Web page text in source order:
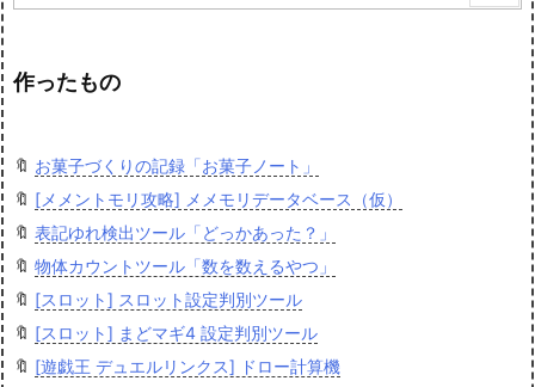
作ったもの
🔖 お菓子づくりの記録「お菓子ノート」
🔖 [メメントモリ攻略] メメモリデータベース（仮）
🔖 表記ゆれ検出ツール「どっかあった？」
🔖 物体カウントツール「数を数えるやつ」
🔖 [スロット] スロット設定判別ツール
🔖 [スロット] まどマギ4 設定判別ツール
🔖 [遊戯王 デュエルリンクス] ドロー計算機